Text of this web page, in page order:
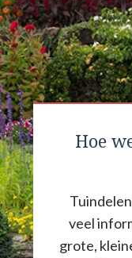
Hoe
veel
grote,